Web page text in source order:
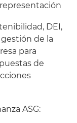
DEI,
de la
para
de
ASG: